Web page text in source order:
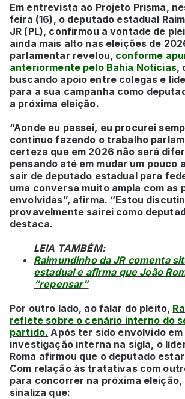
Em entrevista ao Projeto Prisma,
feira (16), o deputado estadual
JR (PL), confirmou a vontade de
ainda mais alto nas eleições de
parlamentar revelou, conforme
anteriormente pelo Bahia Notícias,
buscando apoio entre colegas e
para a sua campanha como
a próxima eleição.
“Aonde eu passei, eu procurei
continuo fazendo o trabalho
certeza que em 2026 não será
pensando até em mudar um pouco
sair de deputado estadual para
uma conversa muito ampla com as
envolvidas”, afirma. “Estou
provavelmente sairei como
destaca.
LEIA TAMBÉM:
Raimundinho da JR comenta
estadual e afirma que João
“repensar”
Por outro lado, ao falar do pleito,
reflete sobre o cenário interno do
partido. Após ter sido envolvido em
investigação interna na sigla, o
Roma afirmou que o deputado
Com relação às tratativas com
para concorrer na próxima eleição,
sinaliza que: